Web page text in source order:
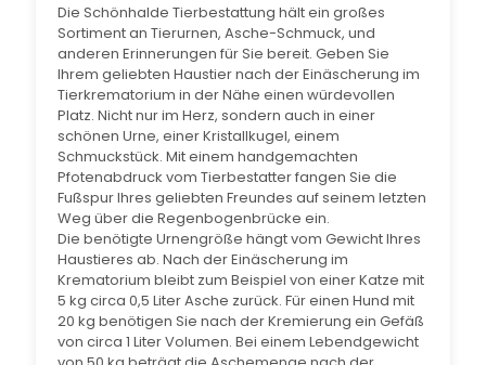
Die Schönhalde Tierbestattung hält ein großes
Sortiment an Tierurnen, Asche-Schmuck, und
anderen Erinnerungen für Sie bereit. Geben Sie
Ihrem geliebten Haustier nach der Einäscherung im
Tierkrematorium in der Nähe einen würdevollen
Platz. Nicht nur im Herz, sondern auch in einer
schönen Urne, einer Kristallkugel, einem
Schmuckstück. Mit einem handgemachten
Pfotenabdruck vom Tierbestatter fangen Sie die
Fußspur Ihres geliebten Freundes auf seinem letzten
Weg über die Regenbogenbrücke ein.
Die benötigte Urnengröße hängt vom Gewicht Ihres
Haustieres ab. Nach der Einäscherung im
Krematorium bleibt zum Beispiel von einer Katze mit
5 kg circa 0,5 Liter Asche zurück. Für einen Hund mit
20 kg benötigen Sie nach der Kremierung ein Gefäß
von circa 1 Liter Volumen. Bei einem Lebendgewicht